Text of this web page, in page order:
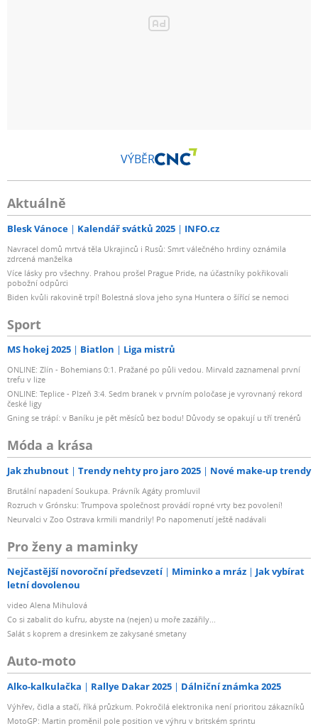
VÝBĚR
Aktuálně
Blesk Vánoce Kalendář svátků 2025 INFO.cz
Navracel domů mrtvá těla Ukrajinců i Rusů: Smrt válečného hrdiny oznámila
zdrcená manželka
Více lásky pro všechny. Prahou prošel Prague Pride, na účastníky pokřikovali
pobožní odpůrci
Biden kvůli rakovině trpí! Bolestná slova jeho syna Huntera o šířící se nemoci
Sport
MS hokej 2025 Biatlon Liga mistrů
ONLINE: Zlín - Bohemians 0:1. Pražané po půli vedou. Mirvald zaznamenal první
trefu v lize
ONLINE: Teplice - Plzeň 3:4. Sedm branek v prvním poločase je vyrovnaný rekord
české ligy
Gning se trápí: v Baníku je pět měsíců bez bodu! Důvody se opakují u tří trenérů
Móda a krása
Jak zhubnout Trendy nehty pro jaro 2025 Nové make-up trendy
Brutální napadení Soukupa. Právník Agáty promluvil
Rozruch v Grónsku: Trumpova společnost provádí ropné vrty bez povolení!
Neurvalci v Zoo Ostrava krmili mandrily! Po napomenutí ještě nadávali
Pro ženy a maminky
Nejčastější novoroční předsevzetí Miminko a mráz
Jak vybírat
letní dovolenou
video Alena Mihulová
Co si zabalit do kufru, abyste na (nejen) u moře zazářily...
Salát s koprem a dresinkem ze zakysané smetany
Auto-moto
Alko-kalkulačka Rallye Dakar 2025 Dálniční známka 2025
Výhřev, čidla a stačí, říká průzkum. Pokročilá elektronika není prioritou zákazníků
MotoGP: Martin proměnil pole position ve výhru v britském sprintu